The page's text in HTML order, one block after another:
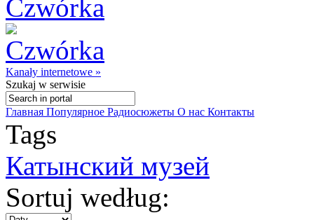
Kanały internetowe »
Szukaj w serwisie
Главная Популярное Радиосюжеты О нас Контакты
Tags
Катынский музей
Sortuj według: